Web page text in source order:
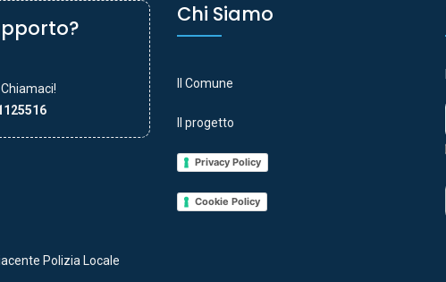
Polizia Locale
Chi Siamo
Il Comune
Il progetto
Privacy Policy
Cookie Policy